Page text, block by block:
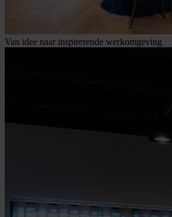
Van idee naar inspirerende werkomgeving